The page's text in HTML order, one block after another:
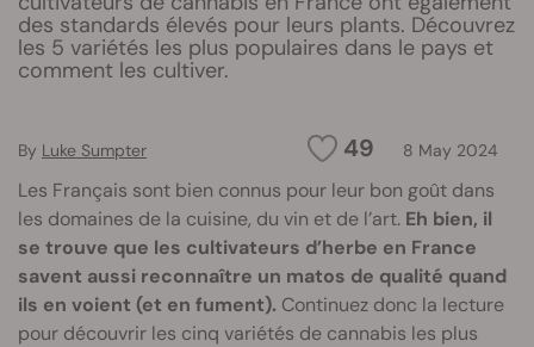
des standards élevés pour leurs plants. Découvrez
les 5 variétés les plus populaires dans le pays et
comment les cultiver.
49 8 May 2024
By Luke Sumpter
Les Français sont bien connus pour leur bon goût dans
les domaines de la cuisine, du vin et de l’art. Eh bien, il
se trouve que les cultivateurs d’herbe en France
savent aussi reconnaître un matos de qualité quand
ils en voient (et en fument). Continuez donc la lecture
pour découvrir les cinq variétés de cannabis les plus